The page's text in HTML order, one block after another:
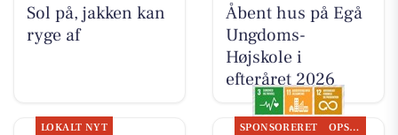
Sol på, jakken kan
ryge af
Åbent hus på Egå
Ungdoms-
Højskole i
efteråret 2026
LOKALT NYT SPONSORERET OPSLAGSTAVLEN